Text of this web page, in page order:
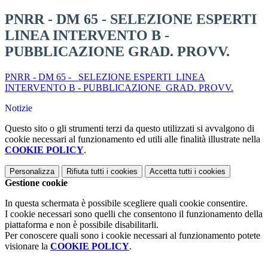
PNRR - DM 65 - SELEZIONE ESPERTI
LINEA INTERVENTO B -
PUBBLICAZIONE GRAD. PROVV.
PNRR - DM 65 - SELEZIONE ESPERTI LINEA
INTERVENTO B - PUBBLICAZIONE GRAD. PROVV.
Notizie
Questo sito o gli strumenti terzi da questo utilizzati si avvalgono di
cookie necessari al funzionamento ed utili alle finalità illustrate nella
COOKIE POLICY.
Personalizza Rifiuta tutti i cookies Accetta tutti i cookies
Gestione cookie
In questa schermata è possibile scegliere quali cookie consentire.
I cookie necessari sono quelli che consentono il funzionamento della
piattaforma e non è possibile disabilitarli.
Per conoscere quali sono i cookie necessari al funzionamento potete
visionare la COOKIE POLICY.